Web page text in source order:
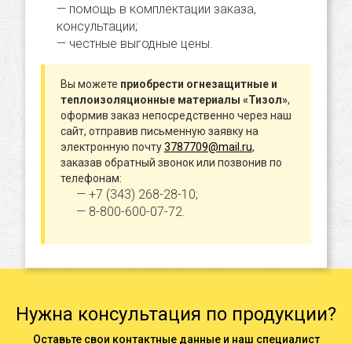
помощь в комплектации заказа,
консультации;
честные выгодные цены.
Вы можете приобрести огнезащитные и
теплоизоляционные материалы «Тизол»,
оформив заказ непосредственно через наш
сайт, отправив письменную заявку на
электронную почту3787709@mail.ru,
заказав обратный звонок или позвонив по
телефонам:
+7 (343) 268-28-10;
8-800-600-07-72.
Нужна консультация по продукции?
Оставьте свои контактные данные и наш специалист